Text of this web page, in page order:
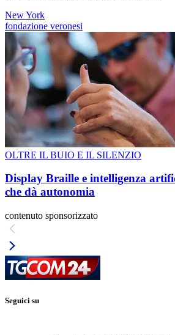
New York
fondazione veronesi
OLTRE IL BUIO E IL SILENZIO
Display Braille e intelligenza
che dà autonomia
contenuto sponsorizzato
Seguici su